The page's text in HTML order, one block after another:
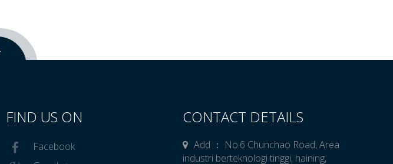
FIND US ON
Facebook
CONTACT DETAILS
Add ： No.6 Chunchao Road, Area
industri berteknologi tinggi, haining,